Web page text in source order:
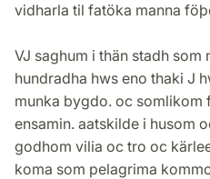
vidharla til fatöka manna
VJ saghum i thän stadh som
hundradha hws eno thaki J
munka bygdo. oc somlikom
ensamin. aatskilde i husom
godhom vilia oc tro oc
koma som pelagrima